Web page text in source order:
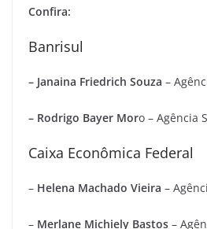
Confira:
Banrisul
– Janaina Friedrich Souza –
– Rodrigo Bayer Moro – Agência
Caixa Econômica Federal
– Helena Machado Vieira –
– Merlane Michiely Bastos –